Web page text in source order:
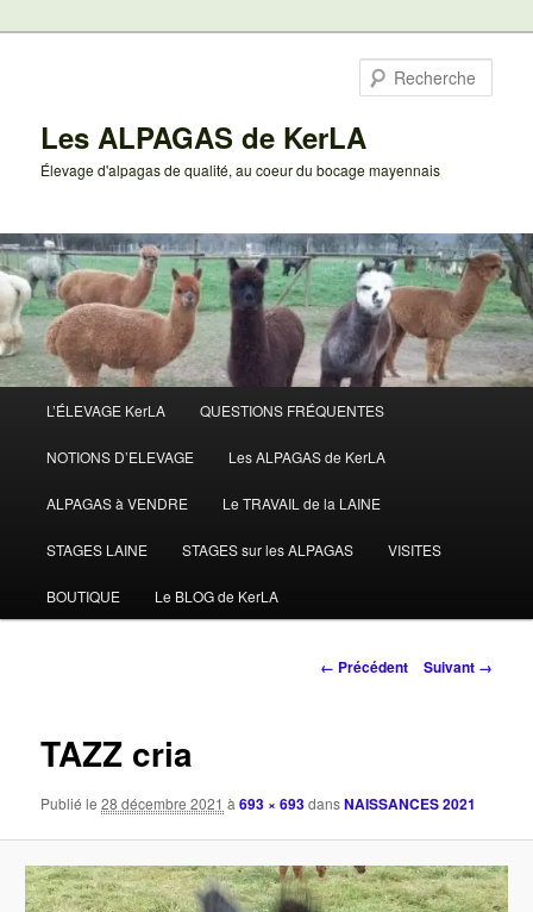
Les ALPAGAS de KerLA
Élevage d'alpagas de qualité, au coeur du bocage mayennais
principal
L’ÉLEVAGE KerLA QUESTIONS FRÉQUENTES
NOTIONS D’ELEVAGE Les ALPAGAS de KerLA
ALPAGAS à VENDRE Le TRAVAIL de la LAINE
STAGES LAINE STAGES sur les ALPAGAS VISITES
BOUTIQUE Le BLOG de KerLA
Navigation
← Précédent Suivant →
TAZZ cria
Publié le28 décembre 2021 à693 × 693dansNAISSANCES 2021